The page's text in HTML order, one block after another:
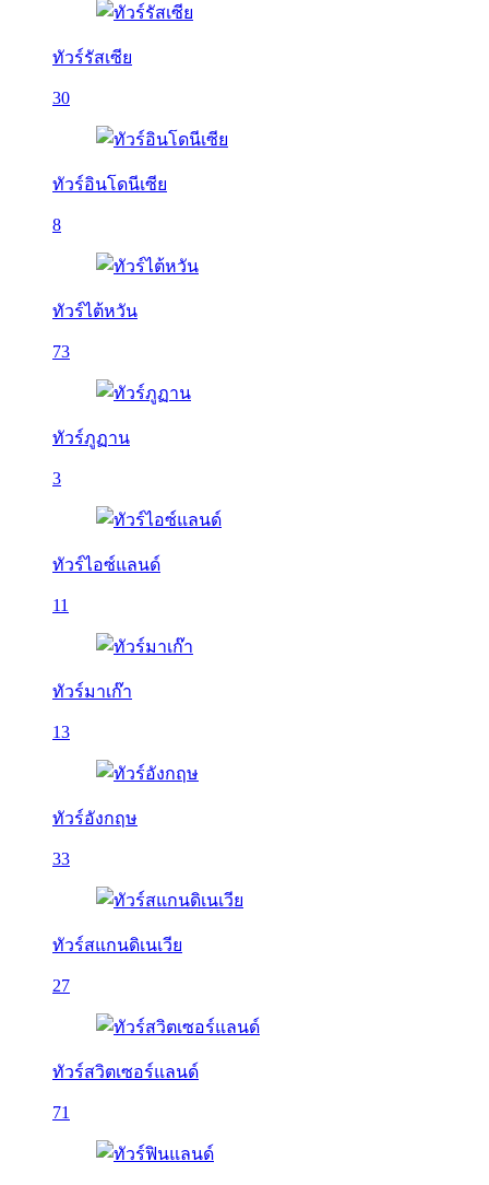
ทัวร์รัสเซีย
30
ทัวร์อินโดนีเซีย
8
ทัวร์ไต้หวัน
73
ทัวร์ภูฏาน
3
ทัวร์ไอซ์แลนด์
11
ทัวร์มาเก๊า
13
ทัวร์อังกฤษ
33
ทัวร์สแกนดิเนเวีย
27
ทัวร์สวิตเซอร์แลนด์
71